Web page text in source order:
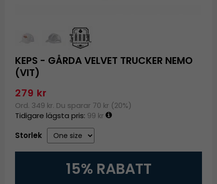
KEPS - GÅRDA VELVET TRUCKER NEMO
(VIT)
279 kr
Ord. 349 kr. Du sparar 70 kr (20%)
Tidigare lägsta pris: 99 kr
Storlek
15% RABATT